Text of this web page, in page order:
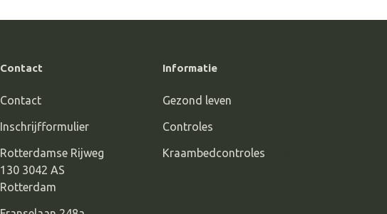
Contact
Contact
Inschrijfformulier
Rotterdamse Rijweg
130 3042 AS
Rotterdam
Informatie
Gezond leven
Controles
Kraambedcontroles